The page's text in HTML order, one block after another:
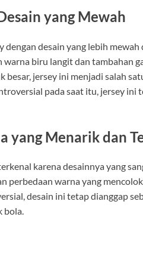
yang Mewah
desain yang lebih
biru langit dan tambahan
jersey ini menjadi salah
pada saat itu, jersey ini
yang Menarik dan
karena desainnya yang
perbedaan warna yang
desain ini tetap dianggap
bola.